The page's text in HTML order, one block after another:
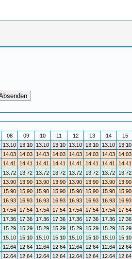
08 09 10 11 12 13 14 15
13.10 13.10 13.10 13.10 13.10 13.10 13.10 13.10
14.03 14.03 14.03 14.03 14.03 14.03 14.03 14.03
14.41 14.41 14.41 14.41 14.41 14.41 14.41 14.41
13.72 13.72 13.72 13.72 13.72 13.72 13.72 13.72
13.90 13.90 13.90 13.90 13.90 13.90 13.90 13.90
15.90 15.90 15.90 15.90 15.90 15.90 15.90 15.90
16.93 16.93 16.93 16.93 16.93 16.93 16.93 16.93
17.54 17.54 17.54 17.54 17.54 17.54 17.54 17.54
17.36 17.36 17.36 17.36 17.36 17.36 17.36 17.36
15.29 15.29 15.29 15.29 15.29 15.29 15.29 15.29
15.10 15.10 15.10 15.10 15.10 15.10 15.10 15.10
12.64 12.64 12.64 12.64 12.64 12.64 12.64 12.64
12.64 12.64 12.64 12.64 12.64 12.64 12.64 12.64